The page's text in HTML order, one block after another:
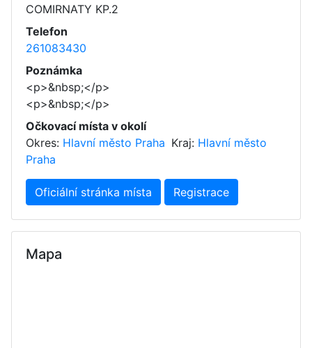
COMIRNATY KP.2
Telefon
261083430
Poznámka
<p>&nbsp;</p>
<p>&nbsp;</p>
Očkovací místa v okolí
Okres: Hlavní město Praha Kraj: Hlavní město
Praha
Oficiální stránka místa Registrace
Mapa